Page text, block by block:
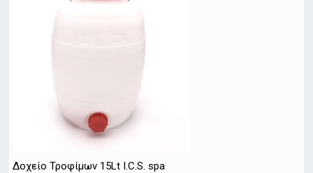
Δοχείο Τροφίμων 15Lt I.C.S. spa